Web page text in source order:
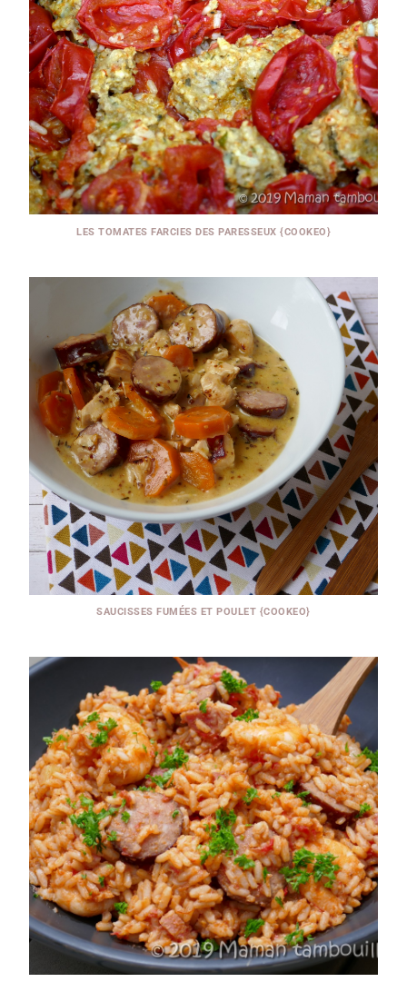
LES TOMATES FARCIES DES PARESSEUX {COOKEO}
SAUCISSES FUMÉES ET POULET {COOKEO}